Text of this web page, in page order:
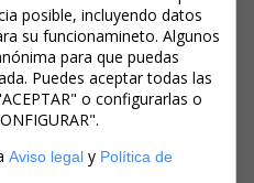
)
De M/c
posible, incluyendo datos
su funcionamineto. Algunos
para que puedas
Puedes aceptar todas las
o configurarlas o
Aviso legaly Política de